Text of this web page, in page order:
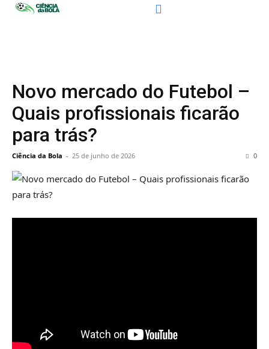
Novo mercado do Futebol –
Quais profissionais ficarão
para trás?
Ciência da Bola - 25 de junho de 2026 0